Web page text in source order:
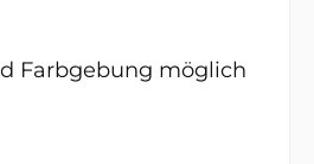
Farbgebung möglich